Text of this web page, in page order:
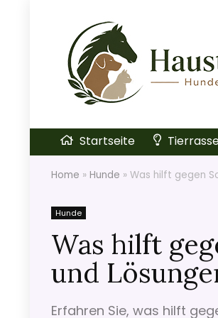
Startseite
Home » Hunde » Was hilft gegen
Hunde
Was hilft
und
Erfahren Sie, was hilft